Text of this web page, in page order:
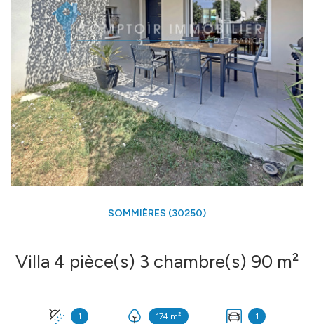
SOMMIÈRES (30250)
Villa 4 pièce(s) 3 chambre(s) 90 m²
1 174 m² 1